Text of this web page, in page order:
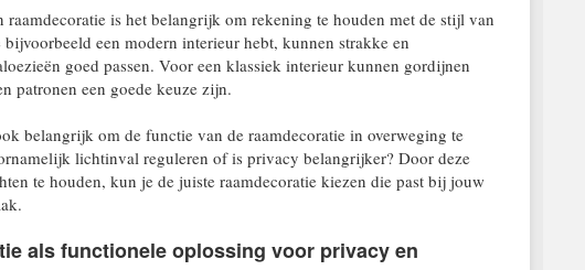
raamdecoratie is het belangrijk om rekening te houden met de stijl van
een modern interieur hebt, kunnen strakke en
goed passen. Voor een klassiek interieur kunnen gordijnen
patronen een goede keuze zijn.
belangrijk om de functie van de raamdecoratie in overweging te
lichtinval reguleren of is privacy belangrijker? Door deze
te houden, kun je de juiste raamdecoratie kiezen die past bij jouw
als functionele oplossing voor privacy en